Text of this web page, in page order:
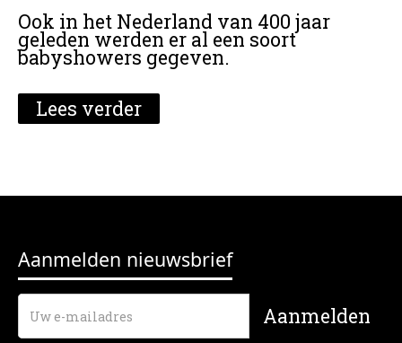
Ook in het Nederland van 400 jaar
geleden werden er al een soort
babyshowers gegeven.
Lees verder
Aanmelden nieuwsbrief